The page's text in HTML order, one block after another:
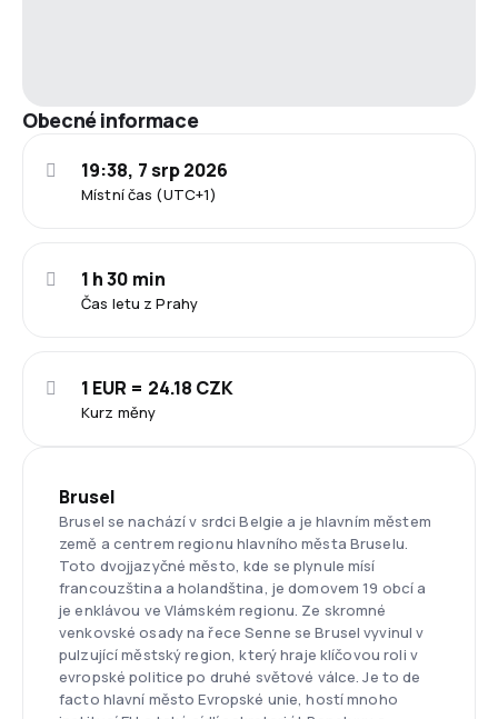
Obecné informace
Místní čas (UTC+1)
19:38, 7 srp 2026
Čas letu z Prahy
1 h 30 min
Kurz měny
1 EUR = 24.18 CZK
Brusel
Brusel se nachází v srdci Belgie a je hlavním městem
země a centrem regionu hlavního města Bruselu.
Toto dvojjazyčné město, kde se plynule mísí
francouzština a holandština, je domovem 19 obcí a
je enklávou ve Vlámském regionu. Ze skromné
venkovské osady na řece Senne se Brusel vyvinul v
pulzující městský region, který hraje klíčovou roli v
evropské politice po druhé světové válce. Je to de
facto hlavní město Evropské unie, hostí mnoho